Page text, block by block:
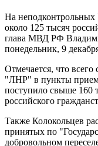
На неподконтрольных
около 125 тысяч
глава МВД РФ
понедельник, 9
Отмечается, что
"ЛНР" в пункты
поступило свыше 160
российского
Также Колокольцев
принятых по
добровольном